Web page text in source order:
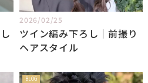
2026/02/25
ツイン編み下ろし｜前撮り
ヘアスタイル
BLOG